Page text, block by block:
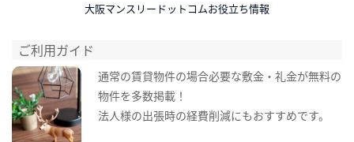
大阪マンスリードットコムお役立ち情報
ご利用ガイド
通常の賃貸物件の場合必要な敷金・礼金が無料の
物件を多数掲載！
法人様の出張時の経費削減にもおすすめです。